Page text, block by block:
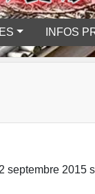
INFOS
septembre 2015